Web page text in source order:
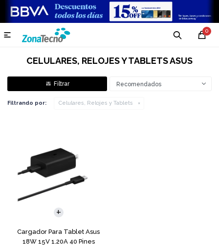
0

CELULARES, RELOJES Y TABLETS ASUS
Recomendados
Filtrando por: Celulares, Relojes y Tablets
Cargador Para Tablet Asus
18W 15V 1.20A 40 Pines